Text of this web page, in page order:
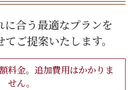
に合う最適なプランを
ご提案いたします。
料金。追加費用はかかりま
せん。